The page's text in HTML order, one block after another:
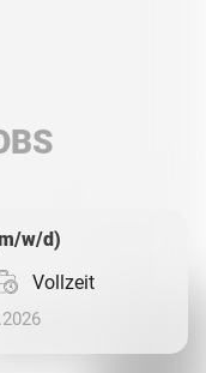
w/d)
Vollzeit